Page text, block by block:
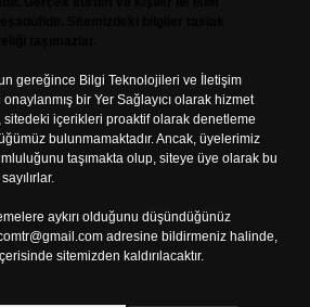
gereğince Bilgi Teknolojileri ve İletişim
bir Yer Sağlayıcı olarak hizmet
içerikleri proaktif olarak denetleme
bulunmamaktadır. Ancak, üyelerimiz
taşımakta olup, siteye üye olarak bu
aykırı olduğunu düşündüğünüz
adresine bildirmeniz halinde,
sitemizden kaldırılacaktır.